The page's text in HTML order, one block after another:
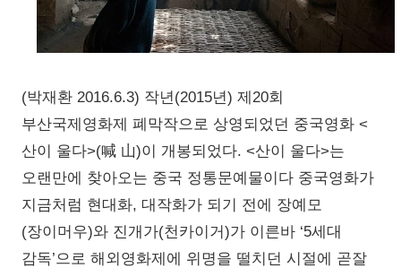
(박재환 2016.6.3) 작년(2015년) 제20회
부산국제영화제 폐막작으로 상영되었던 중국영화 <
산이 울다>(喊 山)이 개봉되었다. <산이 울다>는
오랜만에 찾아오는 중국 정통문예물이다 중국영화가
지금처럼 현대화, 대작화가 되기 전에 장예모
(장이머우)와 진개가(천카이거)가 이른바 ‘5세대
감독’으로 해외영화제에 위명을 떨치던 시절에 곧잘